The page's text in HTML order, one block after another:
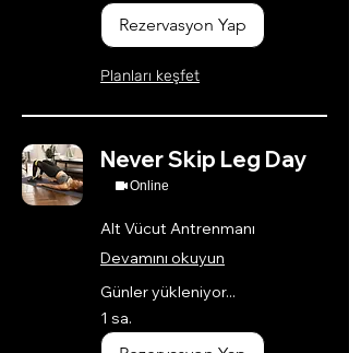
Rezervasyon Yap
Planları keşfet
Never Skip Leg Day
Online
Alt Vücut Antrenmanı
Devamını okuyun
Günler yükleniyor...
1 sa.